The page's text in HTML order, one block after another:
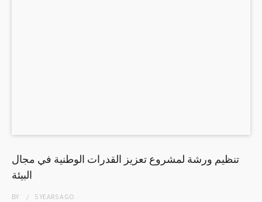
تنظيم ورشة لمشروع تعزيز القدرات الوطنية في مجال
البيئة
BY 5 YEARSAGO